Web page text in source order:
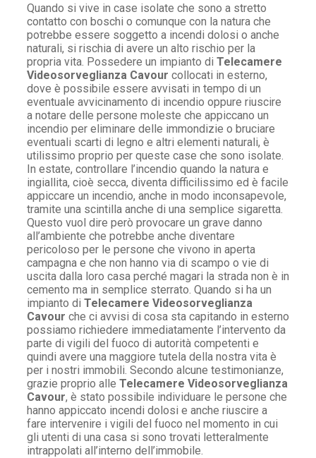
Quando si vive in case isolate che sono a stretto
contatto con boschi o comunque con la natura che
potrebbe essere soggetto a incendi dolosi o anche
naturali, si rischia di avere un alto rischio per la
propria vita. Possedere un impianto di Telecamere
Videosorveglianza Cavour collocati in esterno,
dove è possibile essere avvisati in tempo di un
eventuale avvicinamento di incendio oppure riuscire
a notare delle persone moleste che appiccano un
incendio per eliminare delle immondizie o bruciare
eventuali scarti di legno e altri elementi naturali, è
utilissimo proprio per queste case che sono isolate.
In estate, controllare l’incendio quando la natura e
ingiallita, cioè secca, diventa difficilissimo ed è facile
appiccare un incendio, anche in modo inconsapevole,
tramite una scintilla anche di una semplice sigaretta.
Questo vuol dire però provocare un grave danno
all’ambiente che potrebbe anche diventare
pericoloso per le persone che vivono in aperta
campagna e che non hanno via di scampo o vie di
uscita dalla loro casa perché magari la strada non è in
cemento ma in semplice sterrato. Quando si ha un
impianto di Telecamere Videosorveglianza
Cavour che ci avvisi di cosa sta capitando in esterno
possiamo richiedere immediatamente l’intervento da
parte di vigili del fuoco di autorità competenti e
quindi avere una maggiore tutela della nostra vita è
per i nostri immobili. Secondo alcune testimonianze,
grazie proprio alle Telecamere Videosorveglianza
Cavour, è stato possibile individuare le persone che
hanno appiccato incendi dolosi e anche riuscire a
fare intervenire i vigili del fuoco nel momento in cui
gli utenti di una casa si sono trovati letteralmente
intrappolati all’interno dell’immobile.